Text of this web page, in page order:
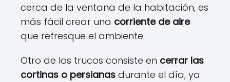
cerca de la ventana de la habitación, es
más fácil crear una corriente de aire
que refresque el ambiente.
Otro de los trucos consiste en cerrar las
cortinas o persianas durante el día, ya